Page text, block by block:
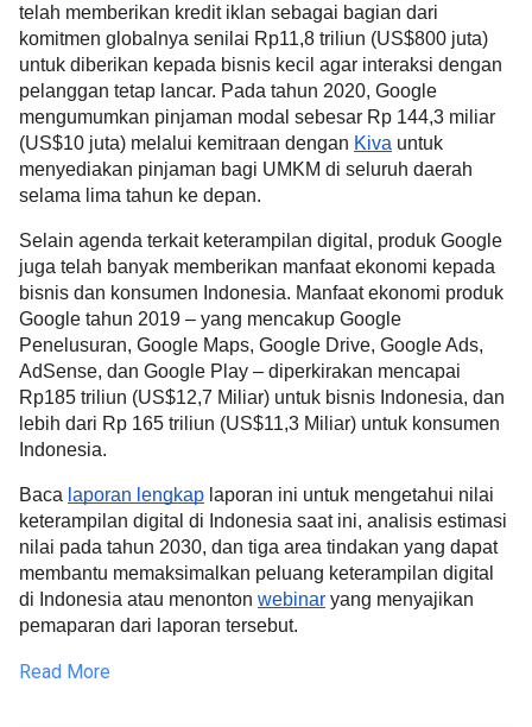
telah memberikan kredit iklan sebagai bagian dari
komitmen globalnya senilai Rp11,8 triliun (US$800 juta)
untuk diberikan kepada bisnis kecil agar interaksi dengan
pelanggan tetap lancar. Pada tahun 2020, Google
mengumumkan pinjaman modal sebesar Rp 144,3 miliar
(US$10 juta) melalui kemitraan dengan Kiva untuk
menyediakan pinjaman bagi UMKM di seluruh daerah
selama lima tahun ke depan.
Selain agenda terkait keterampilan digital, produk Google
juga telah banyak memberikan manfaat ekonomi kepada
bisnis dan konsumen Indonesia. Manfaat ekonomi produk
Google tahun 2019 – yang mencakup Google
Penelusuran, Google Maps, Google Drive, Google Ads,
AdSense, dan Google Play – diperkirakan mencapai
Rp185 triliun (US$12,7 Miliar) untuk bisnis Indonesia, dan
lebih dari Rp 165 triliun (US$11,3 Miliar) untuk konsumen
Indonesia.
Baca laporan lengkap laporan ini untuk mengetahui nilai
keterampilan digital di Indonesia saat ini, analisis estimasi
nilai pada tahun 2030, dan tiga area tindakan yang dapat
membantu memaksimalkan peluang keterampilan digital
di Indonesia atau menonton webinar yang menyajikan
pemaparan dari laporan tersebut.
Read More